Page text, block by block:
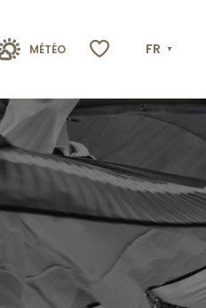
MÉTÉO FR